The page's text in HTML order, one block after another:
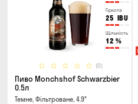
Гіркота
25 IBU
Щільність
12 %
(0)
Пиво Monchshof Schwarzbier
0.5л
Темне, Фільтроване, 4.9°